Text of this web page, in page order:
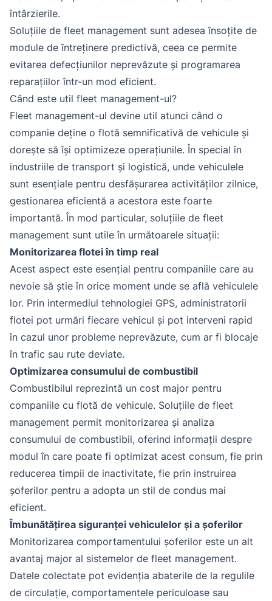
întârzierile.
Soluțiile de fleet management sunt adesea însoțite de
module de întreținere predictivă, ceea ce permite
evitarea defecțiunilor neprevăzute și programarea
reparațiilor într-un mod eficient.
Când este util fleet management-ul?
Fleet management-ul devine util atunci când o
companie deține o flotă semnificativă de vehicule și
dorește să își optimizeze operațiunile. În special în
industriile de transport și logistică, unde vehiculele
sunt esențiale pentru desfășurarea activităților zilnice,
gestionarea eficientă a acestora este foarte
importantă. În mod particular, soluțiile de fleet
management sunt utile în următoarele situații:
Monitorizarea flotei în timp real
Acest aspect este esențial pentru companiile care au
nevoie să știe în orice moment unde se află vehiculele
lor. Prin intermediul tehnologiei GPS, administratorii
flotei pot urmări fiecare vehicul și pot interveni rapid
în cazul unor probleme neprevăzute, cum ar fi blocaje
în trafic sau rute deviate.
Optimizarea consumului de combustibil
Combustibilul reprezintă un cost major pentru
companiile cu flotă de vehicule. Soluțiile de fleet
management permit monitorizarea și analiza
consumului de combustibil, oferind informații despre
modul în care poate fi optimizat acest consum, fie prin
reducerea timpii de inactivitate, fie prin instruirea
șoferilor pentru a adopta un stil de condus mai
eficient.
Îmbunătățirea siguranței vehiculelor și a șoferilor
Monitorizarea comportamentului șoferilor este un alt
avantaj major al sistemelor de fleet management.
Datele colectate pot evidenția abaterile de la regulile
de circulație, comportamentele periculoase sau